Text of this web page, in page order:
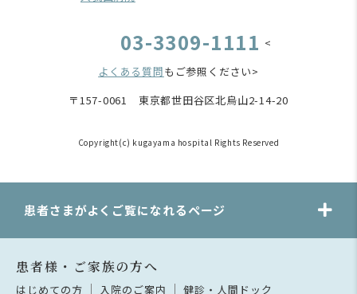
03-3309-1111 <
よくある質問もご参照ください>
〒157-0061 東京都世田谷区北烏山2-14-20
Copyright(c) kugayama hospital Rights Reserved
患者さまがよくご覧になれるページ
患者様・ご家族の方へ
はじめての方 入院のご案内 健診・人間ドック